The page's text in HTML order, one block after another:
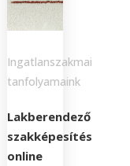
Ingatlanszakmai
tanfolyamaink
Lakberendező
szakképesítés
online